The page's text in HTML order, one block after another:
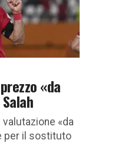
«da
«da
per il sostituto